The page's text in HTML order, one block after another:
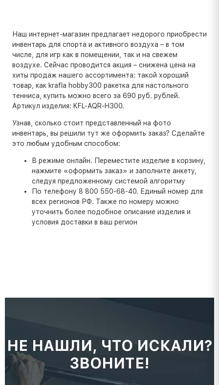
Наш интернет-магазин предлагает недорого приобрести
инвентарь для спорта и активного воздуха – в том
числе, для игр как в помещении, так и на свежем
воздухе. Сейчас проводится акция – снижена цена на
хиты продаж нашего ассортимента: такой хороший
товар, как krafla hobby300 ракетка для настольного
тенниса, купить можно всего за 690 руб. рублей.
Артикул изделия: KFL-AQR-H300.
Узнав, сколько стоит представленный на фото
инвентарь, вы решили тут же оформить заказ? Сделайте
это любым удобным способом:
В режиме онлайн. Переместите изделие в корзину,
нажмите «оформить заказ» и заполните анкету,
следуя предложенному системой алгоритму
По телефону 8 800 550-68-40. Единый номер для
всех регионов РФ. Также по номеру можно
уточнить более подобное описание изделия и
условия доставки в ваш регион
НЕ НАШЛИ, ЧТО ИСКАЛИ?
ЗВОНИТЕ!